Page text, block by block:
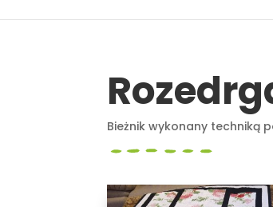
Bieżnik wykonany techniką